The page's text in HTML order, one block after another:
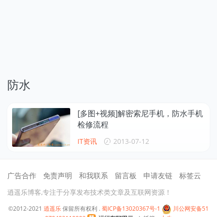
防水
[多图+视频]解密索尼手机，防水手机
检修流程
IT资讯 2013-07-12
广告合作 免责声明 和我联系 留言板 申请友链 标签云
逍遥乐博客,专注于分享发布技术类文章及互联网资源！
©2012-2021 逍遥乐保留所有权利 . 蜀ICP备13020367号-1
川公网安备51